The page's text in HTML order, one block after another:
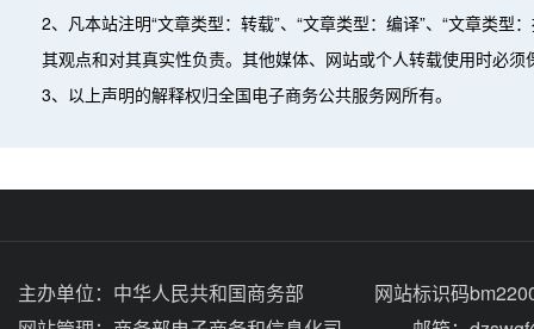
2、凡本站注明“文章类型：转载”、“文章类型：编译”、“文章类
其观点和对其真实性负责。其他媒体、网站或个人转载使用时必
3、以上声明的解释权归全国电子商务公共服务网所有。
主办单位： 中华人民共和国商务部
网站标识码